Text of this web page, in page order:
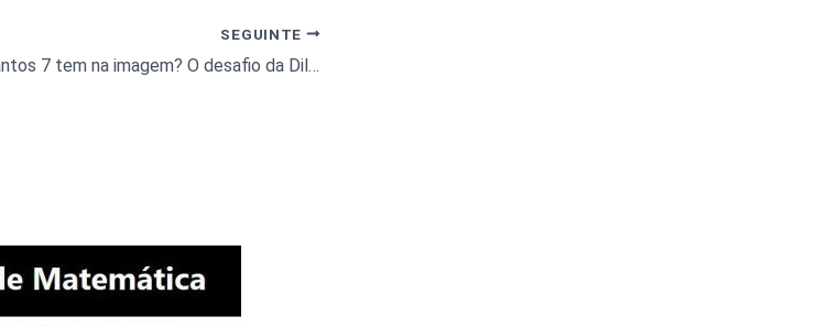
SEGUINTE
Quantos 7 tem na imagem? O desafio da Dilma